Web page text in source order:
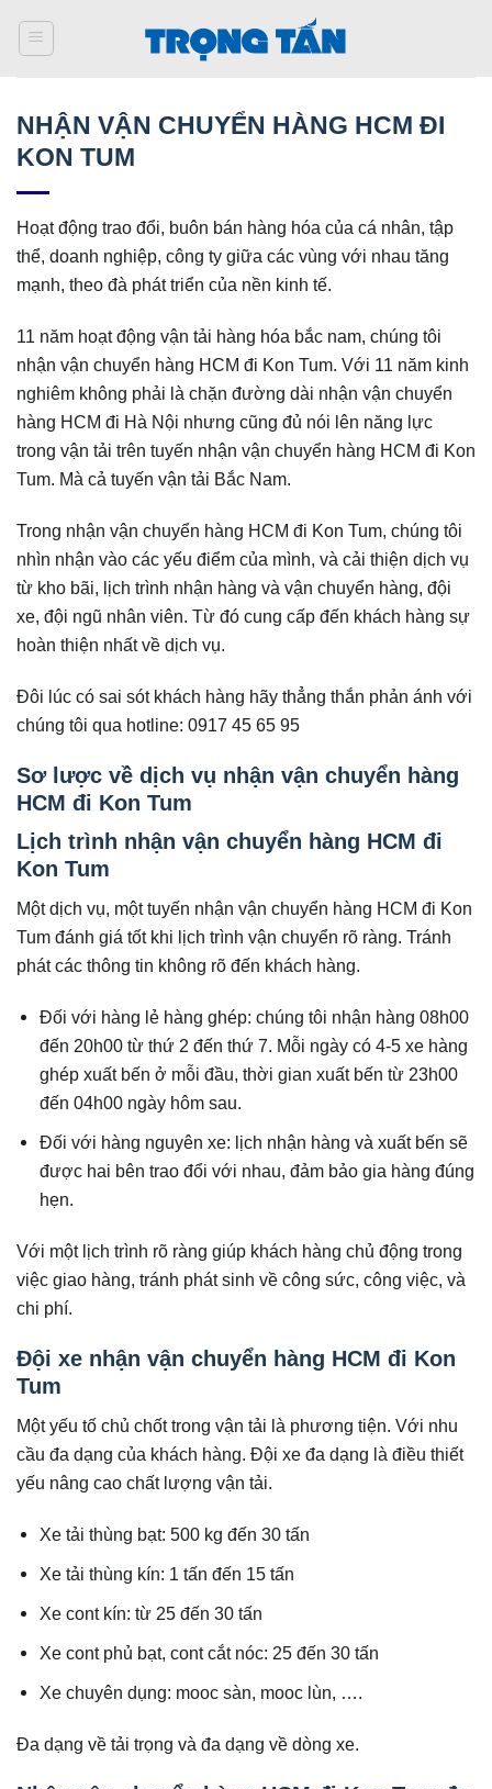
qua
NHẬN VẬN CHUYỂN HÀNG HCM ĐI
KON TUM
Hoạt động trao đổi, buôn bán hàng hóa của cá nhân, tập
thể, doanh nghiệp, công ty giữa các vùng với nhau tăng
mạnh, theo đà phát triển của nền kinh tế.
11 năm hoạt động vận tải hàng hóa bắc nam, chúng tôi
nhận vận chuyển hàng HCM đi Kon Tum. Với 11 năm kinh
nghiêm không phải là chặn đường dài nhận vận chuyển
hàng HCM đi Hà Nội nhưng cũng đủ nói lên năng lực
trong vận tải trên tuyến nhận vận chuyển hàng HCM đi Kon
Tum. Mà cả tuyến vận tải Bắc Nam.
Trong nhận vận chuyển hàng HCM đi Kon Tum, chúng tôi
nhìn nhận vào các yếu điểm của mình, và cải thiện dịch vụ
từ kho bãi, lịch trình nhận hàng và vận chuyển hàng, đội
xe, đội ngũ nhân viên. Từ đó cung cấp đến khách hàng sự
hoàn thiện nhất về dịch vụ.
Đôi lúc có sai sót khách hàng hãy thẳng thắn phản ánh với
chúng tôi qua hotline: 0917 45 65 95
Sơ lược về dịch vụ nhận vận chuyển hàng
HCM đi Kon Tum
Lịch trình nhận vận chuyển hàng HCM đi
Kon Tum
Một dịch vụ, một tuyến nhận vận chuyển hàng HCM đi Kon
Tum đánh giá tốt khi lịch trình vận chuyển rõ ràng. Tránh
phát các thông tin không rõ đến khách hàng.
Đối với hàng lẻ hàng ghép: chúng tôi nhận hàng 08h00
đến 20h00 từ thứ 2 đến thứ 7. Mỗi ngày có 4-5 xe hàng
ghép xuất bến ở mỗi đầu, thời gian xuất bến từ 23h00
đến 04h00 ngày hôm sau.
Đối với hàng nguyên xe: lịch nhận hàng và xuất bến sẽ
được hai bên trao đổi với nhau, đảm bảo gia hàng đúng
hẹn.
Với một lịch trình rõ ràng giúp khách hàng chủ động trong
việc giao hàng, tránh phát sinh về công sức, công việc, và
chi phí.
Đội xe nhận vận chuyển hàng HCM đi Kon
Tum
Một yếu tố chủ chốt trong vận tải là phương tiện. Với nhu
cầu đa dạng của khách hàng. Đội xe đa dạng là điều thiết
yếu nâng cao chất lượng vận tải.
Xe tải thùng bạt: 500 kg đến 30 tấn
Xe tải thùng kín: 1 tấn đến 15 tấn
Xe cont kín: từ 25 đến 30 tấn
Xe cont phủ bạt, cont cắt nóc: 25 đến 30 tấn
Xe chuyên dụng: mooc sàn, mooc lùn, ….
Đa dạng về tải trọng và đa dạng về dòng xe.